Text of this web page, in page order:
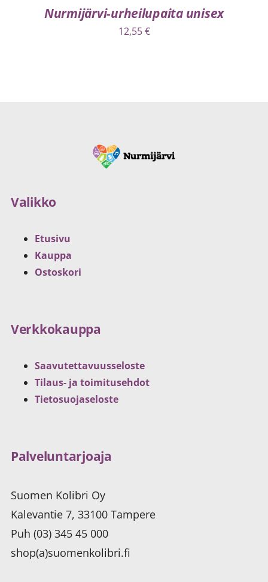
Nurmijärvi-urheilupaita unisex
12,55€
Valikko
Etusivu
Kauppa
Ostoskori
Verkkokauppa
Saavutettavuusseloste
Tilaus- ja toimitusehdot
Tietosuojaseloste
Palveluntarjoaja
Suomen Kolibri Oy
Kalevantie 7, 33100 Tampere
Puh (03) 345 45 000
shop(a)suomenkolibri.fi